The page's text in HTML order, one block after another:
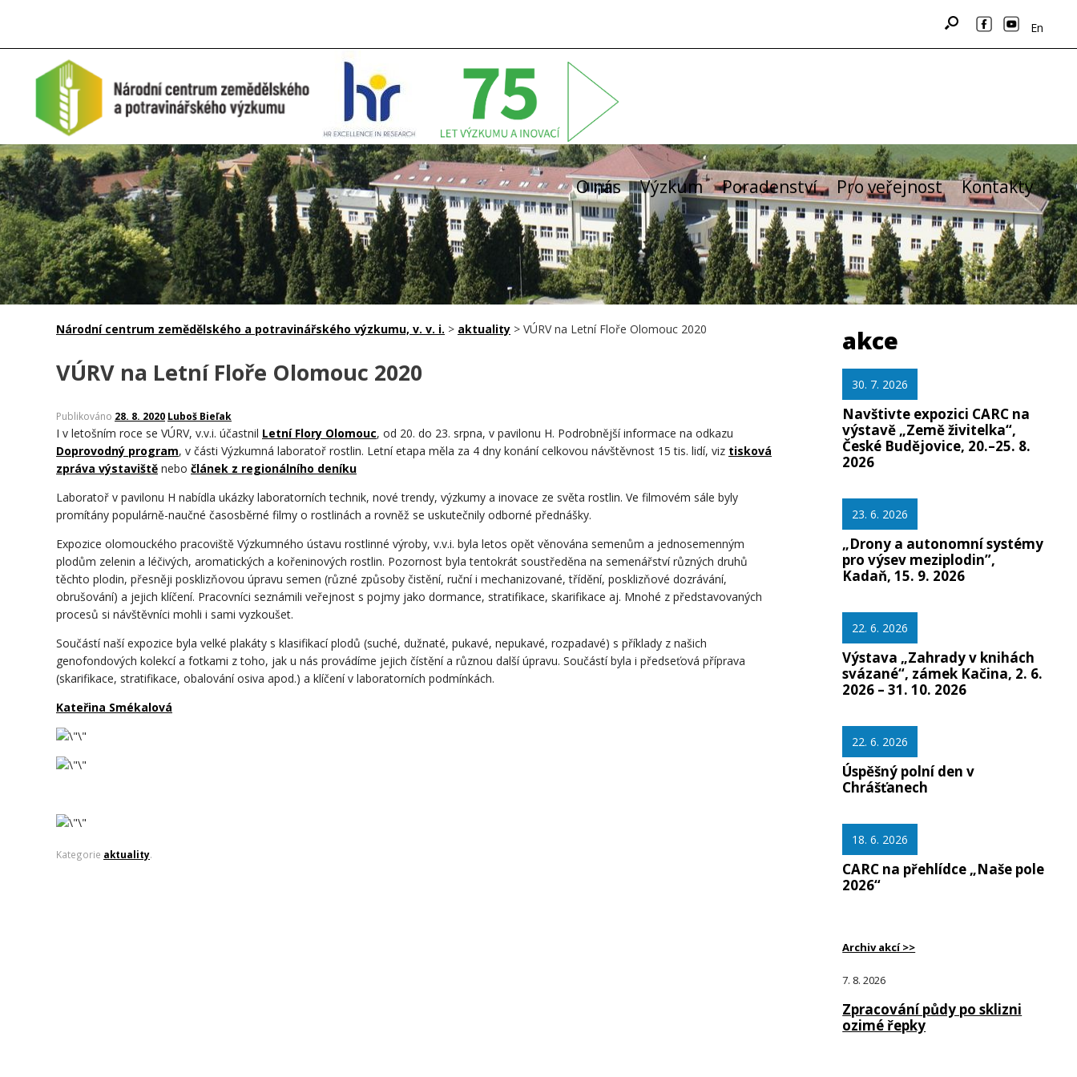
En
O nás Výzkum Poradenství Pro veřejnost Kontakty
Národní centrum zemědělského a potravinářského výzkumu, v. v. i. > aktuality > VÚRV na Letní Floře Olomouc 2020
VÚRV na Letní Floře Olomouc 2020
Publikováno 28. 8. 2020 Luboš Bieľak
I v letošním roce se VÚRV, v.v.i. účastnil Letní Flory Olomouc, od 20. do 23. srpna, v pavilonu H. Podrobnější informace na odkazu
Doprovodný program, v části Výzkumná laboratoř rostlin. Letní etapa měla za 4 dny konání celkovou návštěvnost 15 tis. lidí, viz tisková
zpráva výstaviště nebo článek z regionálního deníku
Laboratoř v pavilonu H nabídla ukázky laboratorních technik, nové trendy, výzkumy a inovace ze světa rostlin. Ve filmovém sále byly
promítány populárně-naučné časosběrné filmy o rostlinách a rovněž se uskutečnily odborné přednášky.
Expozice olomouckého pracoviště Výzkumného ústavu rostlinné výroby, v.v.i. byla letos opět věnována semenům a jednosemenným
plodům zelenin a léčivých, aromatických a kořeninových rostlin. Pozornost byla tentokrát soustředěna na semenářství různých druhů
těchto plodin, přesněji posklizňovou úpravu semen (různé způsoby čistění, ruční i mechanizované, třídění, posklizňové dozrávání,
obrušování) a jejich klíčení. Pracovníci seznámili veřejnost s pojmy jako dormance, stratifikace, skarifikace aj. Mnohé z představovaných
procesů si návštěvníci mohli i sami vyzkoušet.
Součástí naší expozice byla velké plakáty s klasifikací plodů (suché, dužnaté, pukavé, nepukavé, rozpadavé) s příklady z našich
genofondových kolekcí a fotkami z toho, jak u nás provádíme jejich čístění a různou další úpravu. Součástí byla i předseťová příprava
(skarifikace, stratifikace, obalování osiva apod.) a klíčení v laboratorních podmínkách.
Kateřina Smékalová
Kategorie aktuality.
akce
30. 7. 2026
Navštivte expozici CARC na
výstavě „Země živitelka“,
České Budějovice, 20.–25. 8.
2026
23. 6. 2026
„Drony a autonomní systémy
pro výsev meziplodin”,
Kadaň, 15. 9. 2026
22. 6. 2026
Výstava „Zahrady v knihách
svázané“, zámek Kačina, 2. 6.
2026 – 31. 10. 2026
22. 6. 2026
Úspěšný polní den v
Chrášťanech
18. 6. 2026
CARC na přehlídce „Naše pole
2026“
Archiv akcí >>
7. 8. 2026
Zpracování půdy po sklizni
ozimé řepky